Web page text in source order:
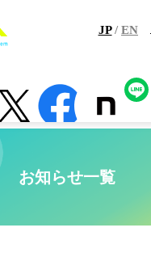
JP / EN
コラム アプリ センサー
お知らせ一覧